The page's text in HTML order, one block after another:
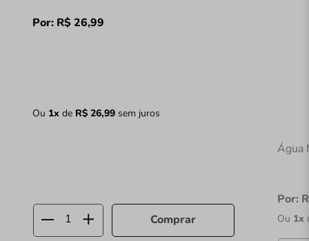
Por: R$ 26,99
Ou 1x de R$ 26,99sem juros
Comprar
Água
Por:
Ou 1x